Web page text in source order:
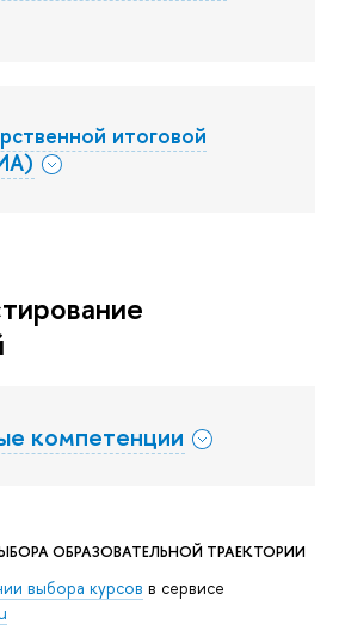
ОБРАЗОВАТЕЛЬНОЙ ТРАЕКТОРИИ
выбора курсов в сервисе
итоговой
ВШЭ
компетенции